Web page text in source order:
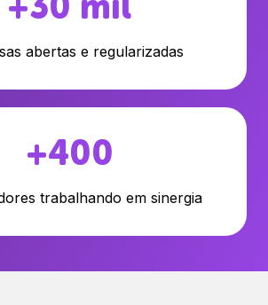
abertas e regularizadas
+400
trabalhando em sinergia